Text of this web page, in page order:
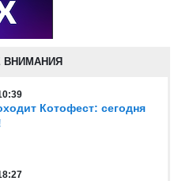
ВНИМАНИЯ
Котофест: сегодня